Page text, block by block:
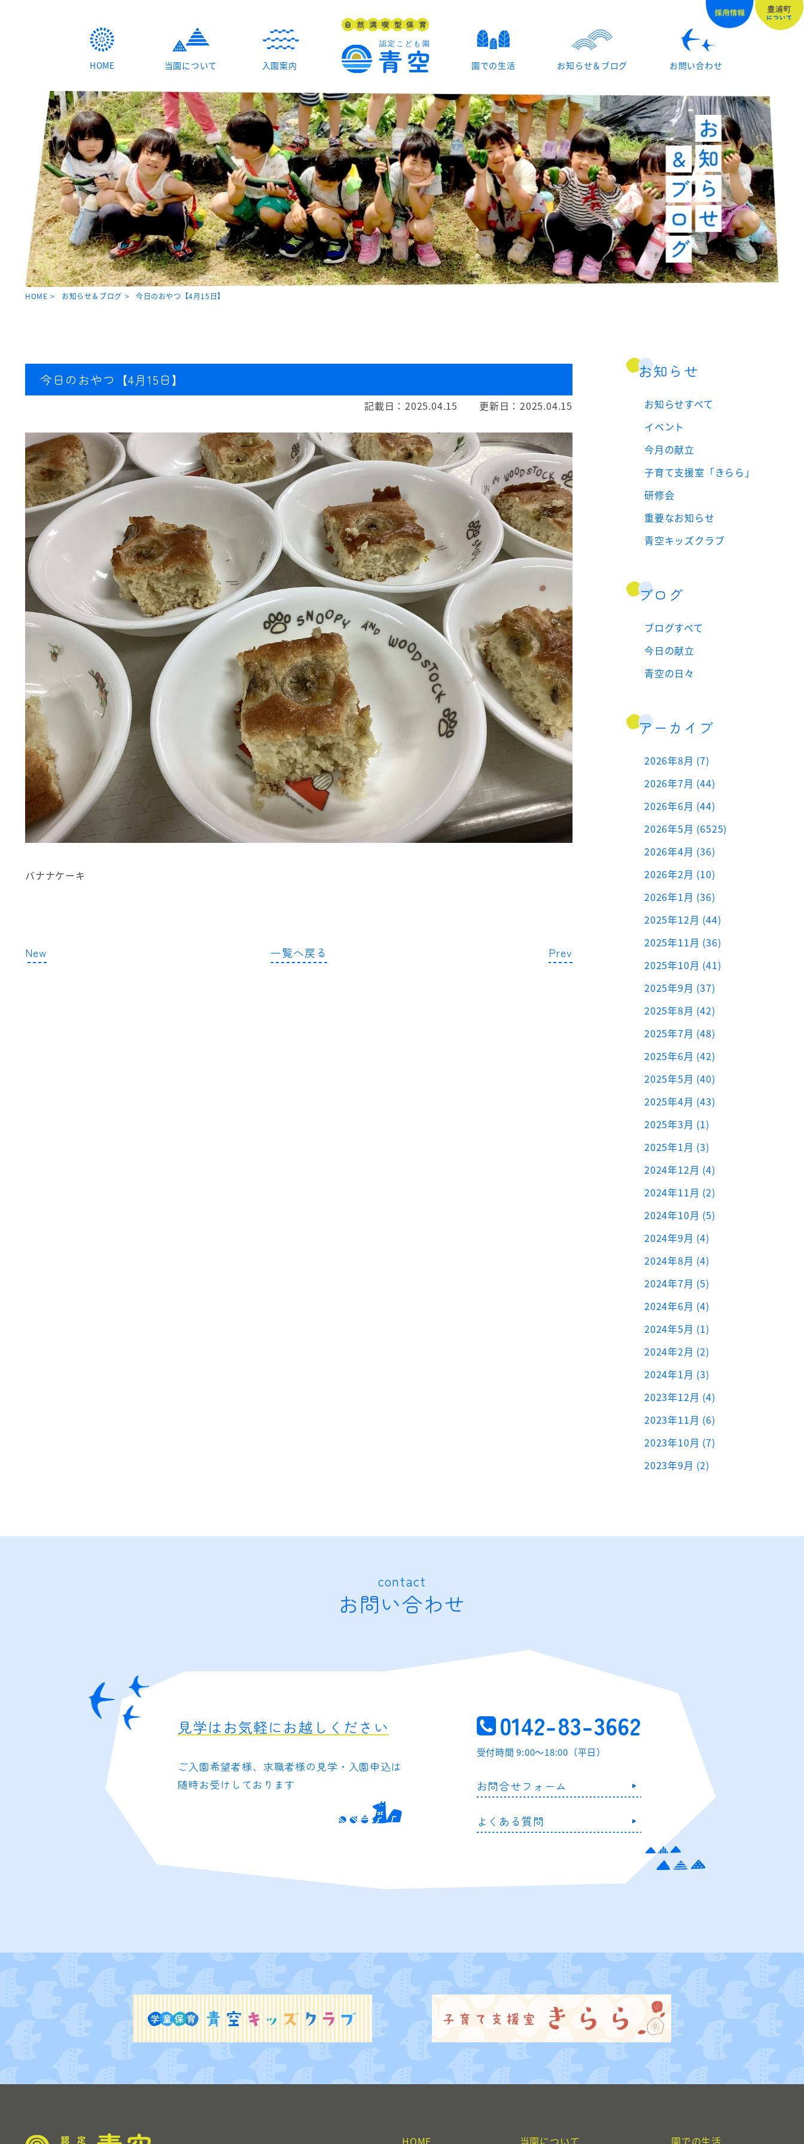
HOME 当園について 入園案内 園での生活 お知らせ＆ブログ お問い合わせ
HOME お知らせ＆ブログ 今日のおやつ【4月15日】
今日のおやつ【4月15日】
記載日： 2025.04.15 更新日： 2025.04.15
バナナケーキ
New 一覧へ戻る Prev
お知らせ
お知らせすべて
イベント
今月の献立
子育て支援室「きらら」
研修会
重要なお知らせ
青空キッズクラブ
ブログ
ブログすべて
今日の献立
青空の日々
アーカイブ
2026年8月 (7)
2026年7月 (44)
2026年6月 (44)
2026年5月 (6525)
2026年4月 (36)
2026年2月 (10)
2026年1月 (36)
2025年12月 (44)
2025年11月 (36)
2025年10月 (41)
2025年9月 (37)
2025年8月 (42)
2025年7月 (48)
2025年6月 (42)
2025年5月 (40)
2025年4月 (43)
2025年3月 (1)
2025年1月 (3)
2024年12月 (4)
2024年11月 (2)
2024年10月 (5)
2024年9月 (4)
2024年8月 (4)
2024年7月 (5)
2024年6月 (4)
2024年5月 (1)
2024年2月 (2)
2024年1月 (3)
2023年12月 (4)
2023年11月 (6)
2023年10月 (7)
2023年9月 (2)
contact
お問い合わせ
見学はお気軽にお越しください
ご入園希望者様、求職者様の 見学・入園申込は
随時お受けしております
0142-83-3662
受付時間 9:00～18:00（平日）
お問合せフォーム
よくある質問